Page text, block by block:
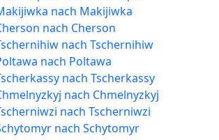
nach Makijiwka
nach Cherson
nach Tschernihiw
nach Poltawa
nach Tscherkassy
nach Chmelnyzkyj
nach Tscherniwzi
nach Schytomyr